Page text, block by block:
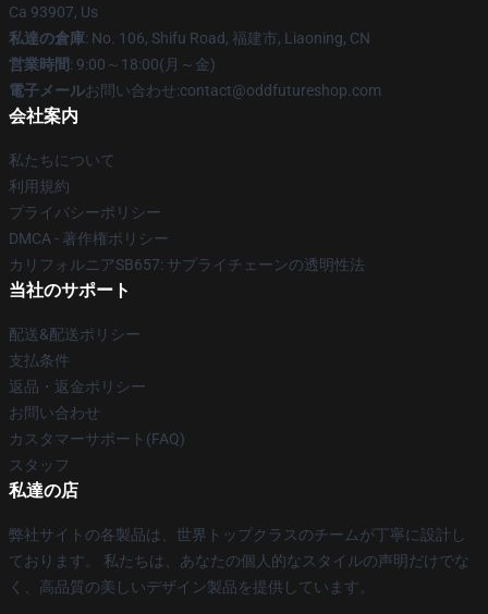
Ca 93907, Us
私達の倉庫: No. 106, Shifu Road, 福建市, Liaoning, CN
営業時間: 9:00～18:00(月～金)
電子メールお問い合わせ:contact@oddfutureshop.com
会社案内
私たちについて
利用規約
プライバシーポリシー
DMCA - 著作権ポリシー
カリフォルニアSB657: サプライチェーンの透明性法
当社のサポート
配送&配送ポリシー
支払条件
返品・返金ポリシー
お問い合わせ
カスタマーサポート(FAQ)
スタッフ
私達の店
弊社サイトの各製品は、世界トップクラスのチームが丁寧に設計し
ております。 私たちは、あなたの個人的なスタイルの声明だけでな
く、高品質の美しいデザイン製品を提供しています。